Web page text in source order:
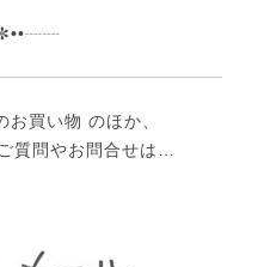
お買い物 のほか、
質問やお問合せは…